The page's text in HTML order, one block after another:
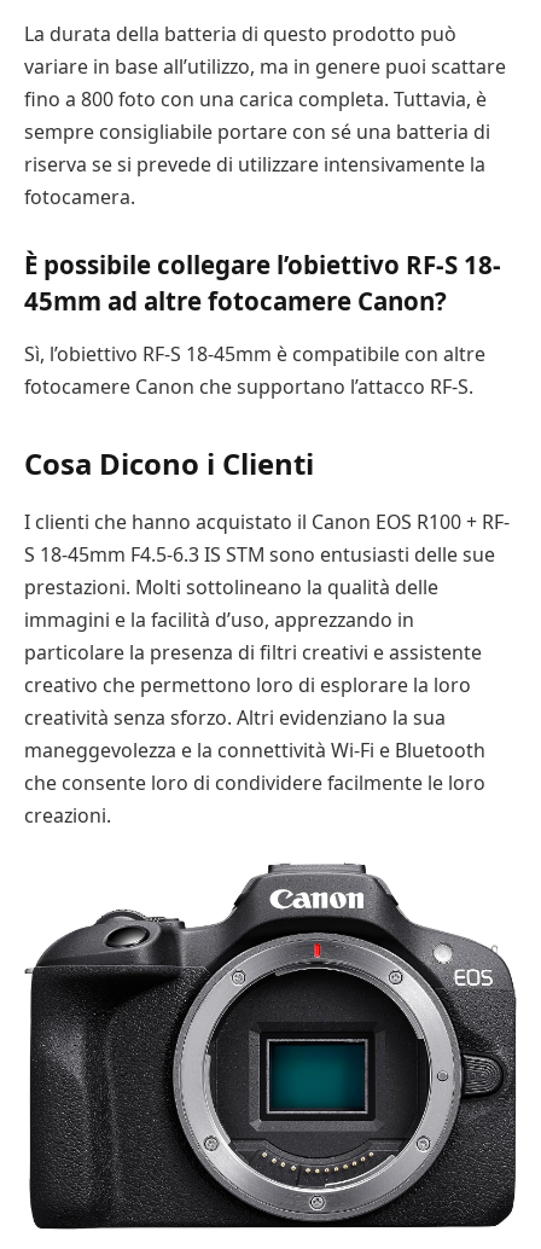
La durata della batteria di questo prodotto può
variare in base all’utilizzo, ma in genere puoi scattare
fino a 800 foto con una carica completa. Tuttavia, è
sempre consigliabile portare con sé una batteria di
riserva se si prevede di utilizzare intensivamente la
fotocamera.
È possibile collegare l’obiettivo RF-S 18-
45mm ad altre fotocamere Canon?
Sì, l’obiettivo RF-S 18-45mm è compatibile con altre
fotocamere Canon che supportano l’attacco RF-S.
Cosa Dicono i Clienti
I clienti che hanno acquistato il Canon EOS R100 + RF-
S 18-45mm F4.5-6.3 IS STM sono entusiasti delle sue
prestazioni. Molti sottolineano la qualità delle
immagini e la facilità d’uso, apprezzando in
particolare la presenza di filtri creativi e assistente
creativo che permettono loro di esplorare la loro
creatività senza sforzo. Altri evidenziano la sua
maneggevolezza e la connettività Wi-Fi e Bluetooth
che consente loro di condividere facilmente le loro
creazioni.